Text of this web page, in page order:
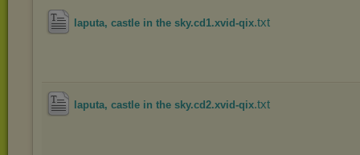
laputa, castle in the sky.cd1.xvid-qix.txt
laputa, castle in the sky.cd2.xvid-qix.txt